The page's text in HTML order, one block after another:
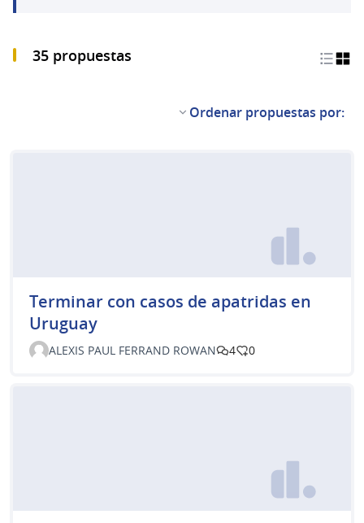
35 propuestas
Ordenar propuestas por:
Terminar con casos de apatridas en
Uruguay
ALEXIS PAUL FERRAND ROWAN 4 0